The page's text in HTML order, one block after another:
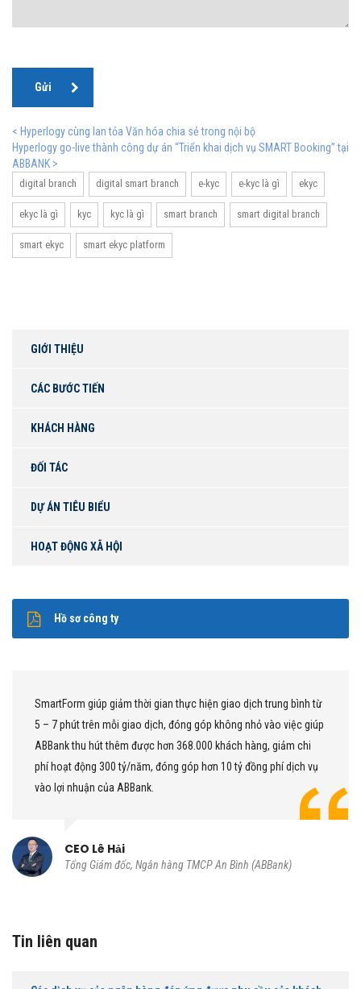
Gửi
< Hyperlogy cùng lan tỏa Văn hóa chia sẻ trong nội bộ
Hyperlogy go-live thành công dự án “Triển khai dịch vụ SMART Booking” tại
ABBANK >
digital branch digital smart branch e-kyc e-kyc là gì ekyc
ekyc là gì kyc kyc là gì smart branch smart digital branch
smart ekyc smart ekyc platform
GIỚI THIỆU
CÁC BƯỚC TIẾN
KHÁCH HÀNG
ĐỐI TÁC
DỰ ÁN TIÊU BIỂU
HOẠT ĐỘNG XÃ HỘI
Hồ sơ công ty
SmartForm giúp giảm thời gian thực hiện giao dịch trung bình từ
5 – 7 phút trên mỗi giao dịch, đóng góp không nhỏ vào việc giúp
ABBank thu hút thêm được hơn 368.000 khách hàng, giảm chi
phí hoạt động 300 tỷ/năm, đóng góp hơn 10 tỷ đồng phí dịch vụ
vào lợi nhuận của ABBank.
CEO Lê Hải
Tổng Giám đốc, Ngân hàng TMCP An Bình (ABBank)
Tin liên quan